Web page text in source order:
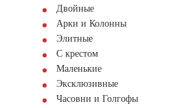
Двойные
Арки и Колонны
Элитные
С крестом
Маленькие
Эксклюзивные
Часовни и Голгофы